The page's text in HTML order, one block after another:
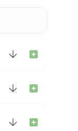
За одним